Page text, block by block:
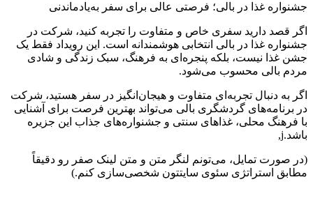
جشنواره غذا در بالی؛ فرصتی عالی برای سفر به‌یادماندنی
اگر قصد دارید سفری خاص و متفاوت را تجربه کنید، شرکت در
جشنواره غذا در بالی انتخابی هوشمندانه است. این رویداد فقط یک
جشن غذا نیست، بلکه پنجره‌ای به فرهنگ، سبک زندگی و شادی
مردم بالی محسوب می‌شود.
اگر به دنبال تجربه‌ای متفاوت و هیجان‌انگیز در سفر هستید، شرکت
در برنامه‌های گردشگری بالی می‌تواند بهترین فرصت برای آشنایی
با فرهنگ محلی، غذاهای سنتی و جشنواره‌های جذاب این جزیره
باشد.j,
(در صورت تمایل، می‌تونم لنگر متن و متن لینک صفر رو دقیقاً
مطابق استراتژی سئوی سایتتون شخصی‌سازی کنم.)